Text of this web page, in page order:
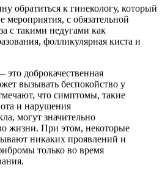
обратиться к гинекологу, который
мероприятия, с обязательной
с такими недугами как
фолликулярная киста и
доброкачественная
вызывать беспокойство у
что симптомы, такие
и нарушения
могут значительно
жизни. При этом, некоторые
никаких проявлений и
только во время